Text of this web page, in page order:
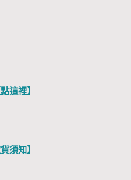
點這裡】
須知】